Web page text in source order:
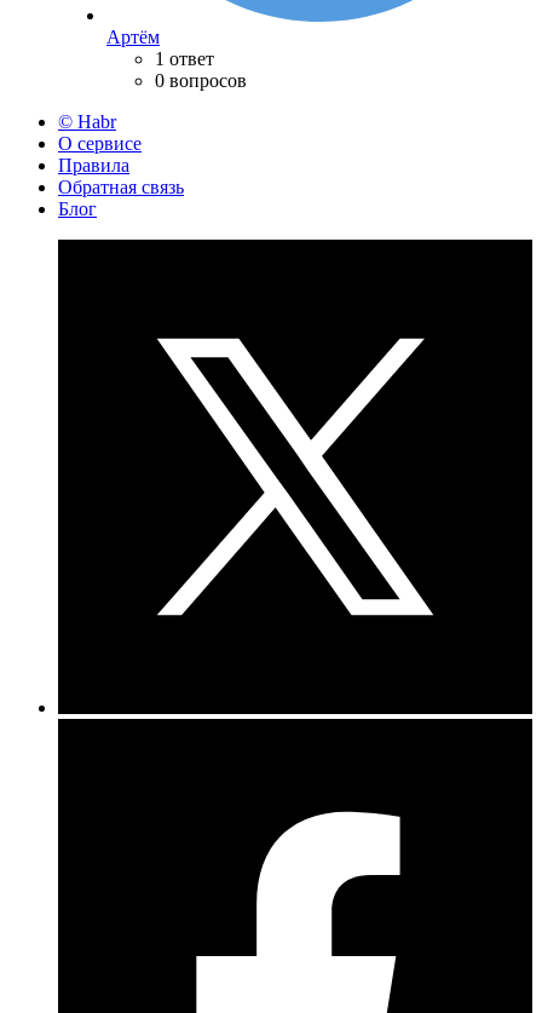
Артём
1 ответ
0 вопросов
© Habr
О сервисе
Правила
Обратная связь
Блог